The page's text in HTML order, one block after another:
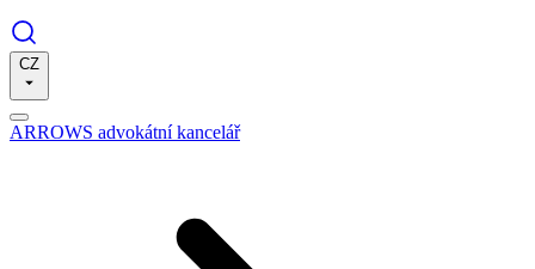
CZ
ARROWS advokátní kancelář